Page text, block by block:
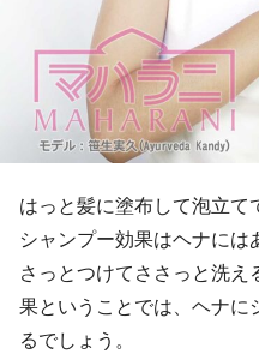
はっと髪に塗布して泡立
シャンプー効果はヘナには
さっとつけてささっと洗
果ということでは、ヘナに
るでしょう。